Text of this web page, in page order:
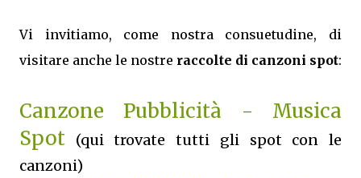
Vi invitiamo, come nostra consuetudine, di
visitare anche le nostre raccolte di canzoni spot:
Canzone Pubblicità - Musica
Spot
(qui trovate tutti gli spot con le
canzoni)